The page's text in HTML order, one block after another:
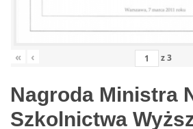
« ‹ z3
Nagroda Ministra
Szkolnictwa